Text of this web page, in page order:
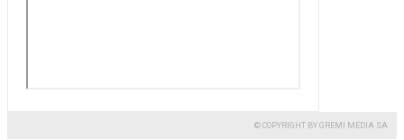
© COPYRIGHT BY GREMI MEDIA SA